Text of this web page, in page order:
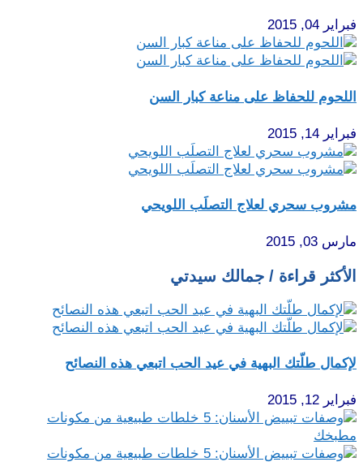
فبراير 04, 2015
اللحوم للحفاظ على مناعة كبار السن
فبراير 14, 2015
مشروب سحري لعلاج التصلَب اللويحي
مارس 03, 2015
الأكثر قراءة / جمالك سيدتي
لإكمال طلّتك البهية في عيد الحب اتبعي هذه النصائح
فبراير 12, 2015